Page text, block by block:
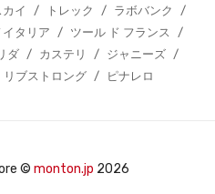
イ / トレック / ラボバンク
/
イタリア / ツール ド フランス
/
ダ / カステリ / ジャニーズ
/
リブストロング / ピナレロ
© monton.jp 2026